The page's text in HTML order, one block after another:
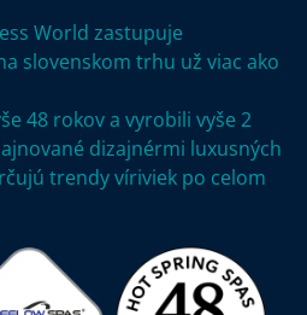
World zastupuje
slovenskom trhu už viac ako
48 rokov a vyrobili vyše 2
dizajnérmi luxusných
trendy víriviek po celom